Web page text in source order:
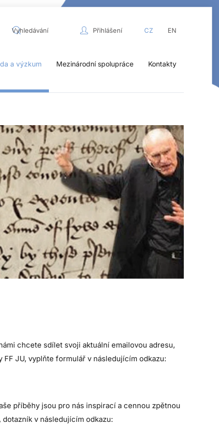
Přihlášení CZ EN
a výzkum Mezinárodní spolupráce Kontakty
chcete sdílet svoji aktuální emailovou adresu,
JU, vyplňte formulář v následujícím odkazu:
příběhy jsou pro nás inspirací a cennou zpětnou
v následujícím odkazu: